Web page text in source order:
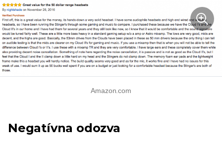
Amazon.com
Negatívna odozva